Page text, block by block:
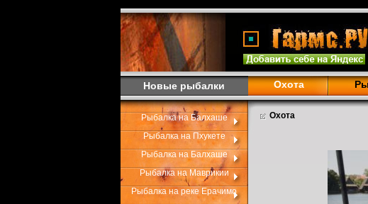
Новые рыбалки Охота
Рыбалка на Балхаше
Рыбалка на Пхукете
Рыбалка на Балхаше
Рыбалка на Маврикии
Рыбалка на реке Ерачимо
Охота